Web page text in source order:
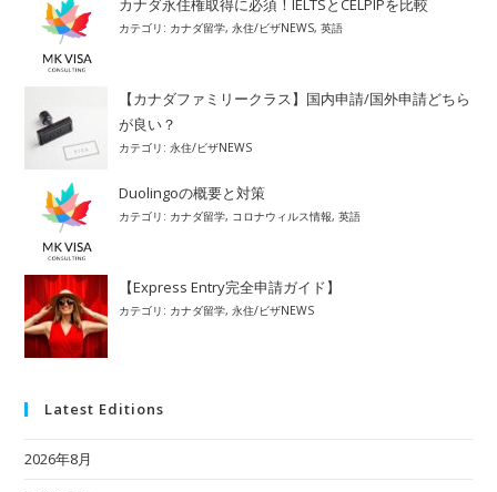
カナダ永住権取得に必須！IELTSとCELPIPを比較
カテゴリ: カナダ留学,永住/ビザNEWS,英語
【カナダファミリークラス】国内申請/国外申請どちら
が良い？
カテゴリ:永住/ビザNEWS
Duolingoの概要と対策
カテゴリ: カナダ留学, コロナウィルス情報,英語
【Express Entry完全申請ガイド】
カテゴリ: カナダ留学,永住/ビザNEWS
Latest Editions
2026年8月